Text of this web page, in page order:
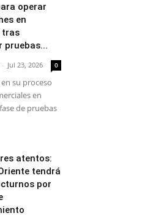
operar
en
tras
pruebas...
- Jul 23, 2026 0
su proceso
en
de pruebas
atentos:
tendrá
por